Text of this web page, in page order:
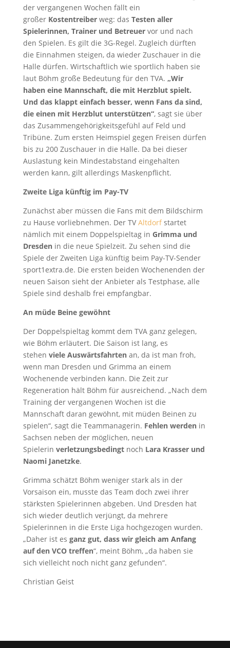
der vergangenen Wochen fällt ein
großer Kostentreiberweg: das Testen aller
Spielerinnen, Trainer und Betreuervor und nach
den Spielen. Es gilt die 3G-Regel. Zugleich dürften
die Einnahmen steigen, da wieder Zuschauer in die
Halle dürfen. Wirtschaftlich wie sportlich haben sie
laut Böhm große Bedeutung für den TVA. „Wir
haben eine Mannschaft, die mit Herzblut spielt.
Und das klappt einfach besser, wenn Fans da sind,
die einen mit Herzblut unterstützen“, sagt sie über
das Zusammengehörigkeitsgefühl auf Feld und
Tribüne. Zum ersten Heimspiel gegen Freisen dürfen
bis zu 200 Zuschauer in die Halle. Da bei dieser
Auslastung kein Mindestabstand eingehalten
werden kann, gilt allerdings Maskenpflicht.
Zweite Liga künftig im Pay-TV
Zunächst aber müssen die Fans mit dem Bildschirm
zu Hause vorliebnehmen. Der TV Altdorfstartet
nämlich mit einem Doppelspieltag in Grimma und
Dresdenin die neue Spielzeit. Zu sehen sind die
Spiele der Zweiten Liga künftig beim Pay-TV-Sender
sport1extra.de. Die ersten beiden Wochenenden der
neuen Saison sieht der Anbieter als Testphase, alle
Spiele sind deshalb frei empfangbar.
An müde Beine gewöhnt
Der Doppelspieltag kommt dem TVA ganz gelegen,
wie Böhm erläutert. Die Saison ist lang, es
stehen viele Auswärtsfahrtenan, da ist man froh,
wenn man Dresden und Grimma an einem
Wochenende verbinden kann. Die Zeit zur
Regeneration hält Böhm für ausreichend. „Nach dem
Training der vergangenen Wochen ist die
Mannschaft daran gewöhnt, mit müden Beinen zu
spielen“, sagt die Teammanagerin. Fehlen werdenin
Sachsen neben der möglichen, neuen
Spielerin verletzungsbedingtnoch Lara Krasser und
Naomi Janetzke.
Grimma schätzt Böhm weniger stark als in der
Vorsaison ein, musste das Team doch zwei ihrer
stärksten Spielerinnen abgeben. Und Dresden hat
sich wieder deutlich verjüngt, da mehrere
Spielerinnen in die Erste Liga hochgezogen wurden.
„Daher ist es ganz gut, dass wir gleich am Anfang
auf den VCO treffen“, meint Böhm, „da haben sie
sich vielleicht noch nicht ganz gefunden“.
Christian Geist